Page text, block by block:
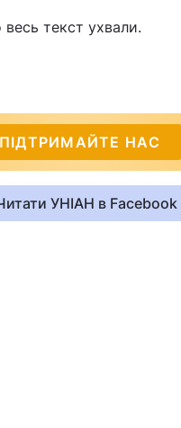
текст ухвали.
ПІДТРИМАЙТЕ НАС
УНІАН в Facebook